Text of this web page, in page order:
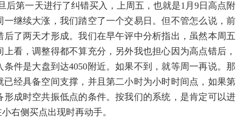
第一天进行了纠错买入，上周五，也就是1月9日高点附
继续大涨，我们踏空了一个交易日。但不管怎么说，前
了两天才形成。我们在早午评中分析指出，虽然本周五
看，调整得都不算充分，另外我也担心因为高点错后，
件是大盘到达4050附近。如果不到，就等周一再说。那
经具备空间支撑，并且第二小时为小时时间点，如果第
成时空共振低点的条件。按我们的系统，是肯定可以进
右侧买点出现时再动手。